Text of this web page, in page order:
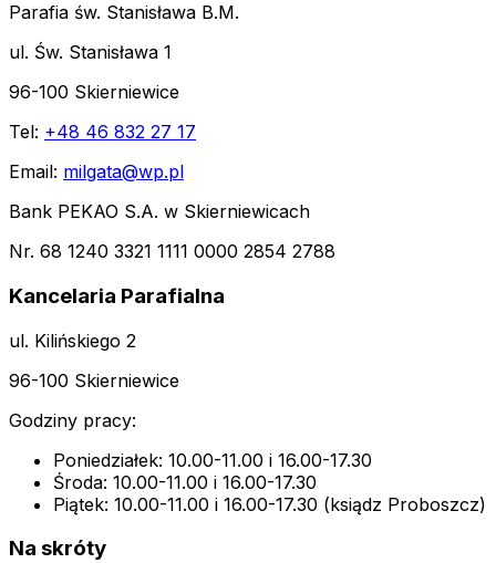
Parafia św. Stanisława B.M.
ul. Św. Stanisława 1
96-100 Skierniewice
Tel: +48 46 832 27 17
Email: milgata@wp.pl
Bank PEKAO S.A. w Skierniewicach
Nr. 68 1240 3321 1111 0000 2854 2788
Kancelaria Parafialna
ul. Kilińskiego 2
96-100 Skierniewice
Godziny pracy:
Poniedziałek: 10.00-11.00 i 16.00-17.30
Środa: 10.00-11.00 i 16.00-17.30
Piątek: 10.00-11.00 i 16.00-17.30 (ksiądz Proboszcz)
Na skróty